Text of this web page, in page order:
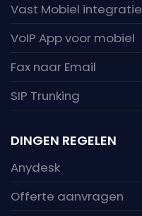
Vast Mobiel integratie
VoIP App voor mobiel
Fax naar Email
SIP Trunking
DINGEN REGELEN
Anydesk
Offerte aanvragen